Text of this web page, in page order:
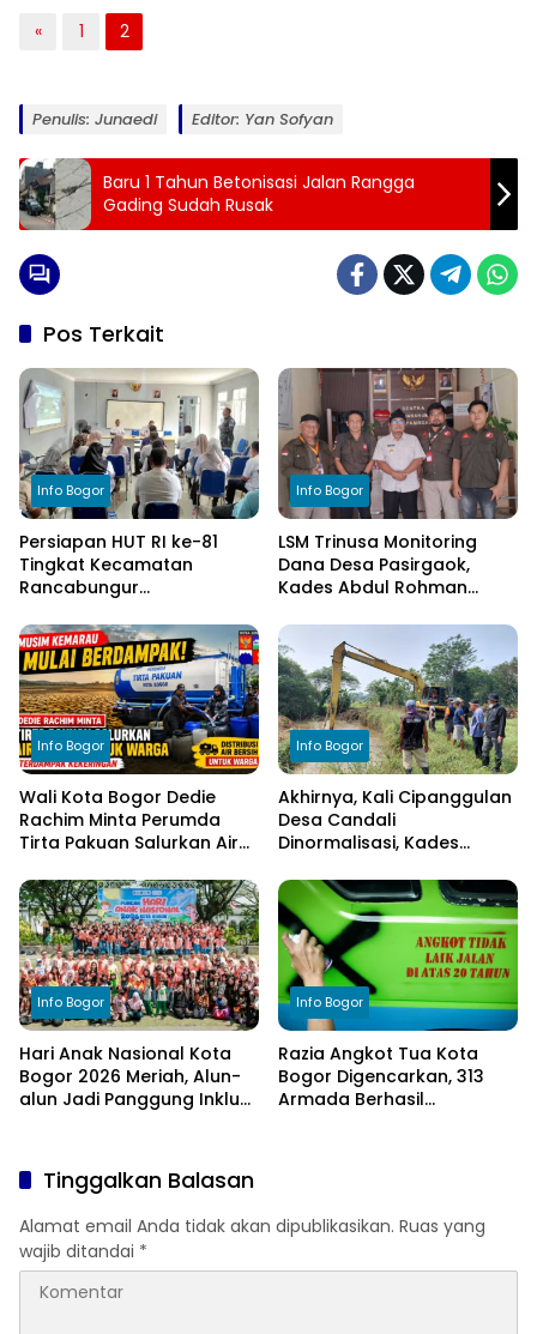
« 1 2
Penulis: Junaedi Editor: Yan Sofyan
Baru 1 Tahun Betonisasi Jalan Rangga
Gading Sudah Rusak
Pos Terkait
Info Bogor
Persiapan HUT RI ke-81
Tingkat Kecamatan
Rancabungur
Cimulang, Libatkan Seluruh
Elemen Masyarakat
Info Bogor
LSM Trinusa Monitoring
Dana Desa Pasirgaok,
Kades Abdul Rohman
Transparansi Pengelolaan
Anggaran
Info Bogor
Wali Kota Bogor Dedie
Rachim Minta Perumda
Tirta Pakuan Salurkan Air
Terdampak Kekeringan
Info Bogor
Akhirnya, Kali Cipanggulan
Desa Candali
Dinormalisasi, Kades
kepada Bupati Bogor
Info Bogor
Hari Anak Nasional Kota
Bogor 2026 Meriah, Alun-
alun Jadi Panggung Inklusi
Info Bogor
Razia Angkot Tua Kota
Bogor Digencarkan, 313
Armada Berhasil
Tinggalkan Balasan
Alamat email Anda tidak akan dipublikasikan. Ruas yang
wajib ditandai *